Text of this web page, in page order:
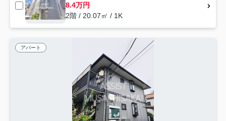
8.4万円
2階 / 20.07㎡ / 1K
アパート